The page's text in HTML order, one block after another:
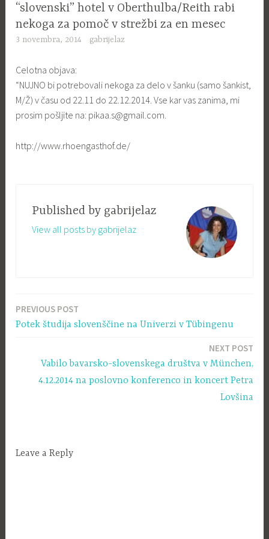
“slovenski” hotel v Oberthulba/Reith rabi
nekoga za pomoč v strežbi za en mesec
3 novembra, 2014 gabrijelaz
Celotna objava:
“NUJNO bi potrebovali nekoga za delo v šanku (samo šankist,
M/Ž) v času od 22.11 do 22.12.2014. Vse kar vas zanima, mi
prosim pošljite na: pikaa.s@gmail.com.
http://www.rhoengasthof.de/
Published by gabrijelaz
View all posts by gabrijelaz
Navigacija
prispevka
PREVIOUS POST
Potek študija slovenščine na Univerzi v Tübingenu
NEXT POST
Vabilo bavarsko-slovenskega društva v München,
4.12.2014 na poslovno konferenco in koncert Petra
Lovšina
Leave a Reply